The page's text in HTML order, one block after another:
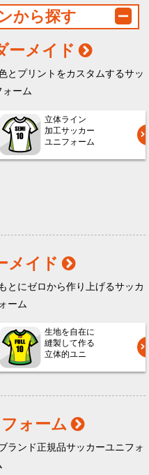
から探す
ーメイド
とプリントをカスタムするサッ
ォーム
立体ライン
加工サッカー
ユニフォーム
メイド
とにゼロから作り上げるサッカ
ーム
生地を自在に
縫製して作る
立体的ユニ
ォーム
ランド正規品サッカーユニフォ